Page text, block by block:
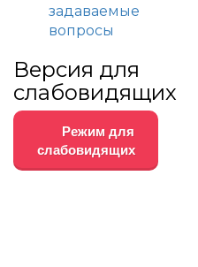
задаваемые
вопросы
Версия для
слабовидящих
Режим для
слабовидящих